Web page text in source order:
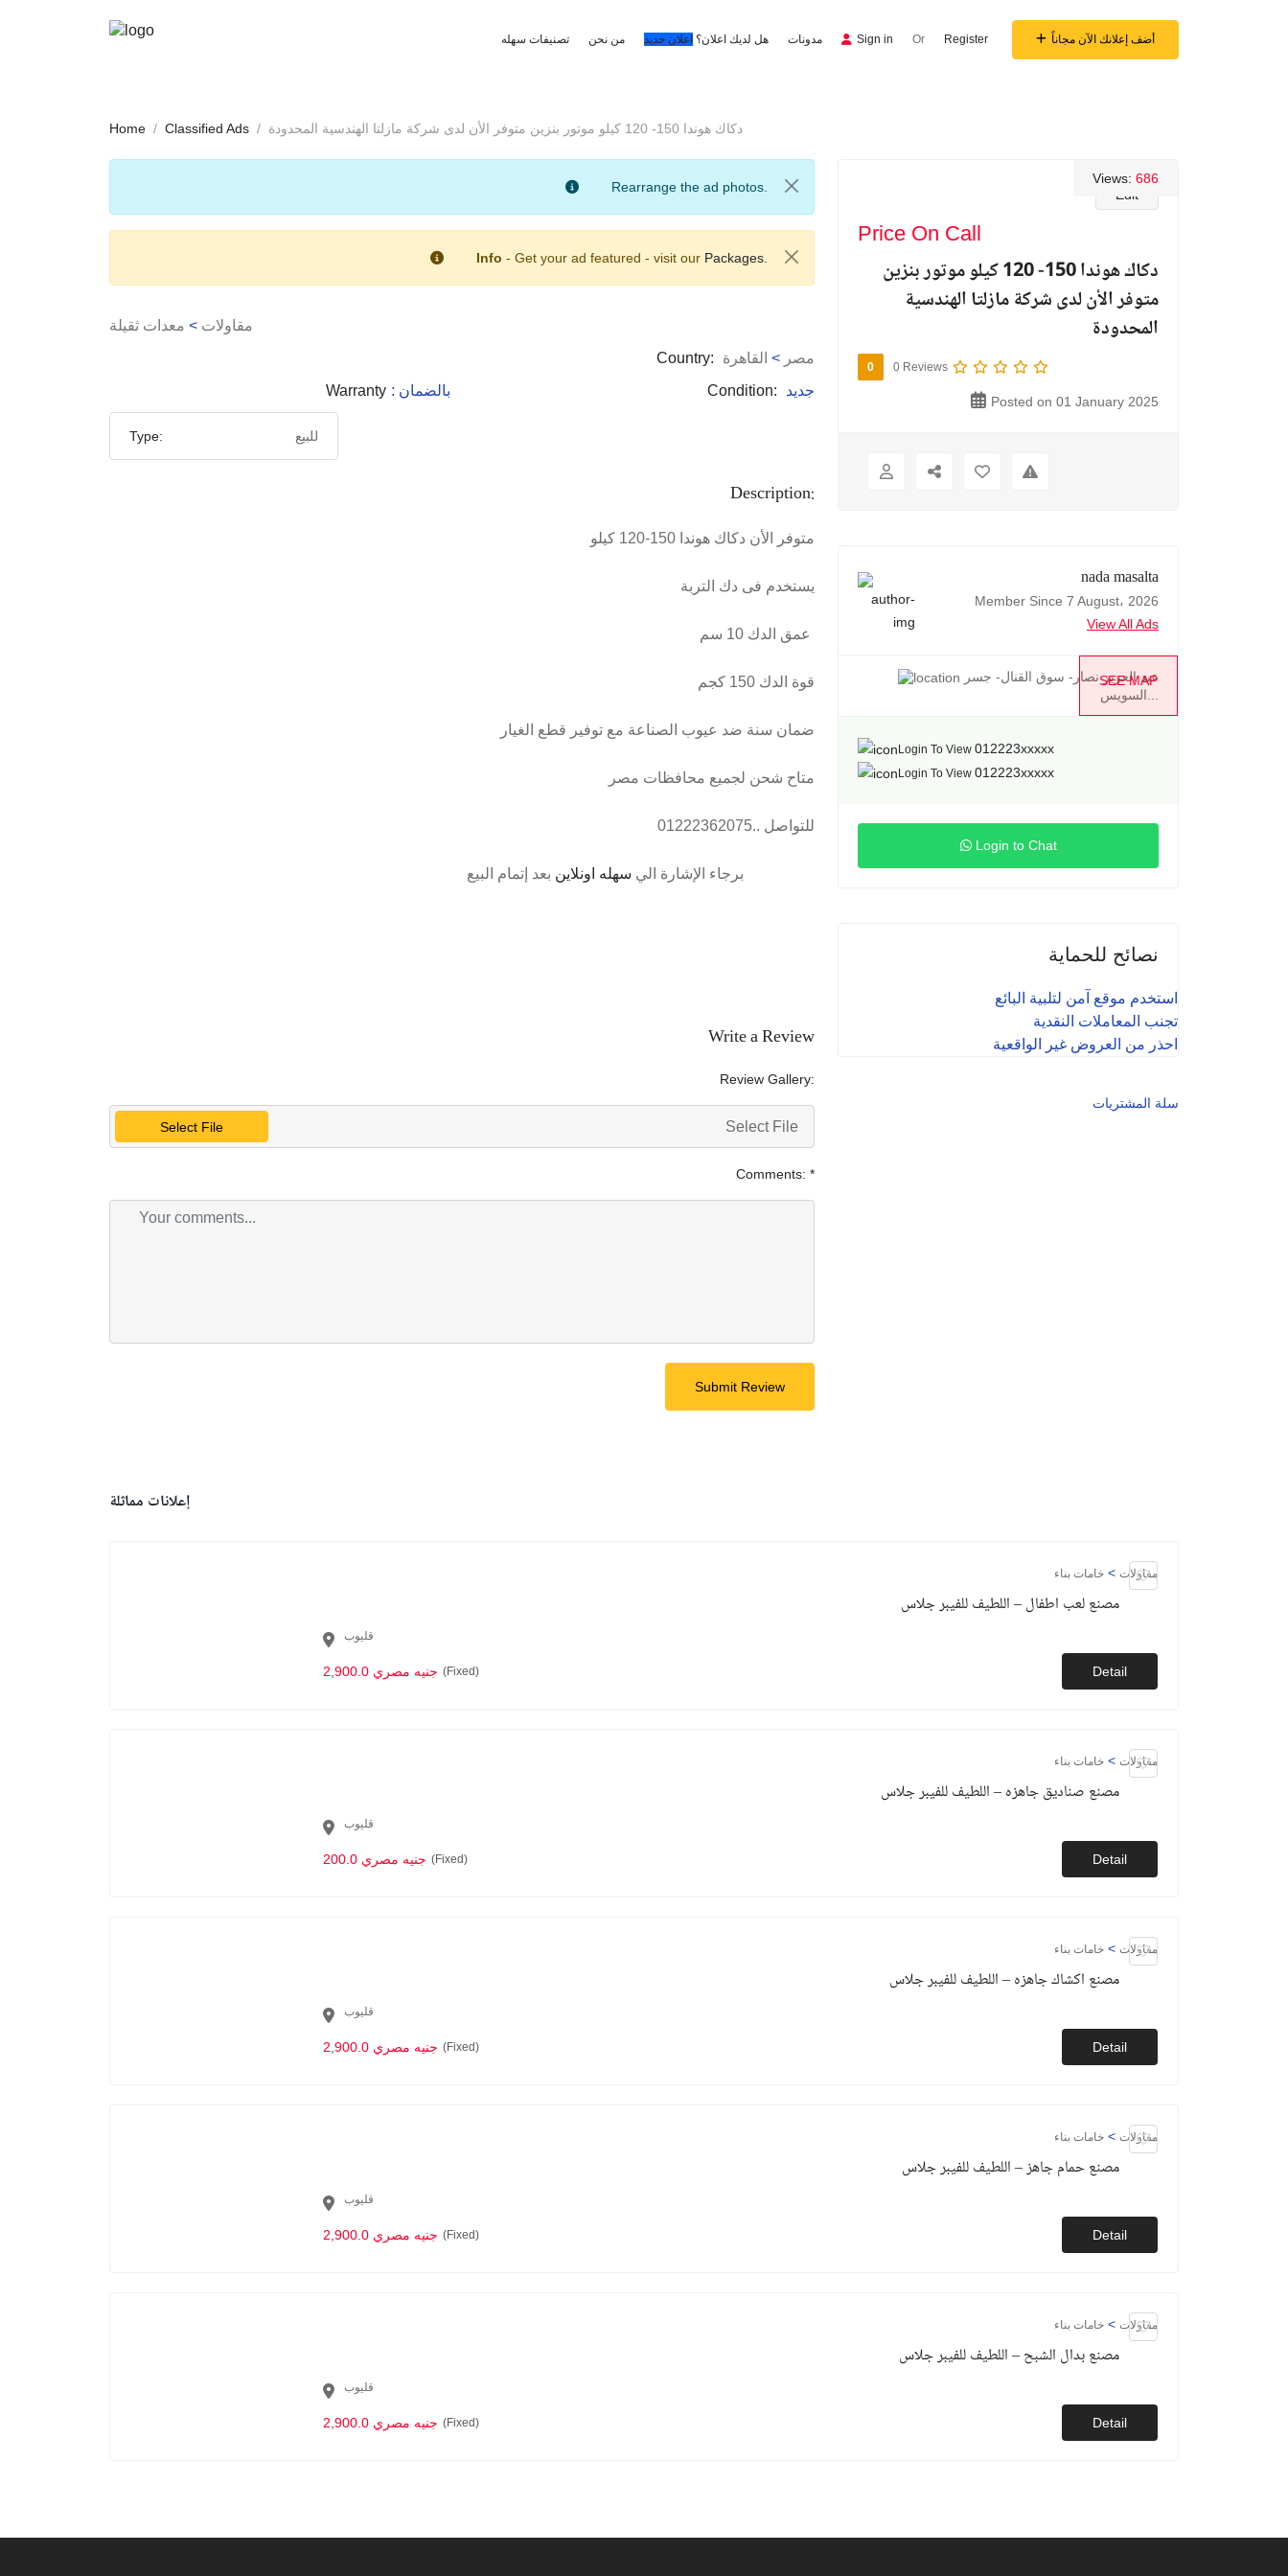
تصنيفات سهله من نحن هل لديك اعلان؟ اعلان جديد مدونات Sign in Or Register أضف إعلانك الآن مجاناً
Home Classified Ads دكاك هوندا 150- 120 كيلو موتور بنزين متوفر الأن لدى شركة مازلتا الهندسية المحدودة
Rearrange the ad photos.
Info - Get your ad featured - visit our Packages.
مقاولات > معدات ثقيلة
Country:
مصر > القاهرة
Warranty
: بالضمان Condition: جديد
Type: للبيع
Description:
متوفر الأن دكاك هوندا 150-120 كيلو
يستخدم فى دك التربة
قوة الدك 150 كجم
ضمان سنة ضد عيوب الصناعة مع توفير قطع الغيار
متاح شحن لجميع محافظات مصر
للتواصل ..01222362075
برجاء الإشارة الي سهله اونلاين بعد إتمام البيع
Write a Review
Review Gallery:
Select File Select File
Comments: *
Submit Review
Edit
Views: 686
Price On Call
دكاك هوندا 150- 120 كيلو موتور بنزين
متوفر الأن لدى شركة مازلتا الهندسية
المحدودة
0 0 Reviews
Posted on 01 January 2025
nada masalta
Member Since 7 August، 2026
View All Ads
SEE MAP
السويس...
Login To View 012223xxxxx
Login To View 012223xxxxx
Login to Chat
نصائح للحماية
استخدم موقع آمن لتلبية البائع
تجنب المعاملات النقدية
احذر من العروض غير الواقعية
سلة المشتريات
إعلانات مماثلة
مقاولات > خامات بناء
مصنع لعب اطفال – اللطيف للفيبر جلاس
قليوب
2,900.0 جنيه مصري (Fixed) Detail
مقاولات > خامات بناء
مصنع صناديق جاهزه – اللطيف للفيبر جلاس
قليوب
200.0 جنيه مصري (Fixed) Detail
مقاولات > خامات بناء
مصنع اكشاك جاهزه – اللطيف للفيبر جلاس
قليوب
2,900.0 جنيه مصري (Fixed) Detail
مقاولات > خامات بناء
مصنع حمام جاهز – اللطيف للفيبر جلاس
قليوب
2,900.0 جنيه مصري (Fixed) Detail
مقاولات > خامات بناء
مصنع بدال الشبح – اللطيف للفيبر جلاس
قليوب
2,900.0 جنيه مصري (Fixed) Detail